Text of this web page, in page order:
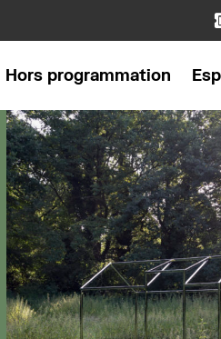
Hors programmation